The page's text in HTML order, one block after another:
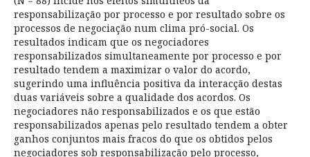
responsabilização por processo e por resultado sobre os
processos de negociação num clima pró-social. Os
resultados indicam que os negociadores
responsabilizados simultaneamente por processo e por
resultado tendem a maximizar o valor do acordo,
sugerindo uma influência positiva da interacção destas
duas variáveis sobre a qualidade dos acordos. Os
negociadores não responsabilizados e os que estão
responsabilizados apenas pelo resultado tendem a obter
ganhos conjuntos mais fracos do que os obtidos pelos
negociadores sob responsabilização pelo processo,